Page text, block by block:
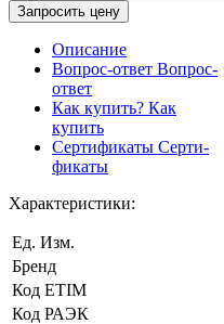
Запросить цену
Описание
Вопрос-ответ Вопрос-
ответ
Как купить? Как
купить
Сертификаты Серти-
фикаты
Характеристики:
Ед. Изм.
Бренд
Код ETIM
Код РАЭК